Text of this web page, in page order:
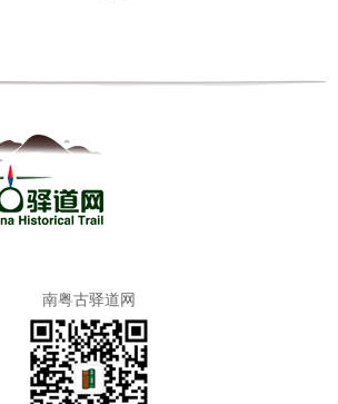
南粤古驿道网